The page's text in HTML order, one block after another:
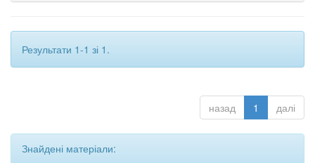
Результати 1-1 зі 1.
назад 1 далі
Знайдені матеріали: